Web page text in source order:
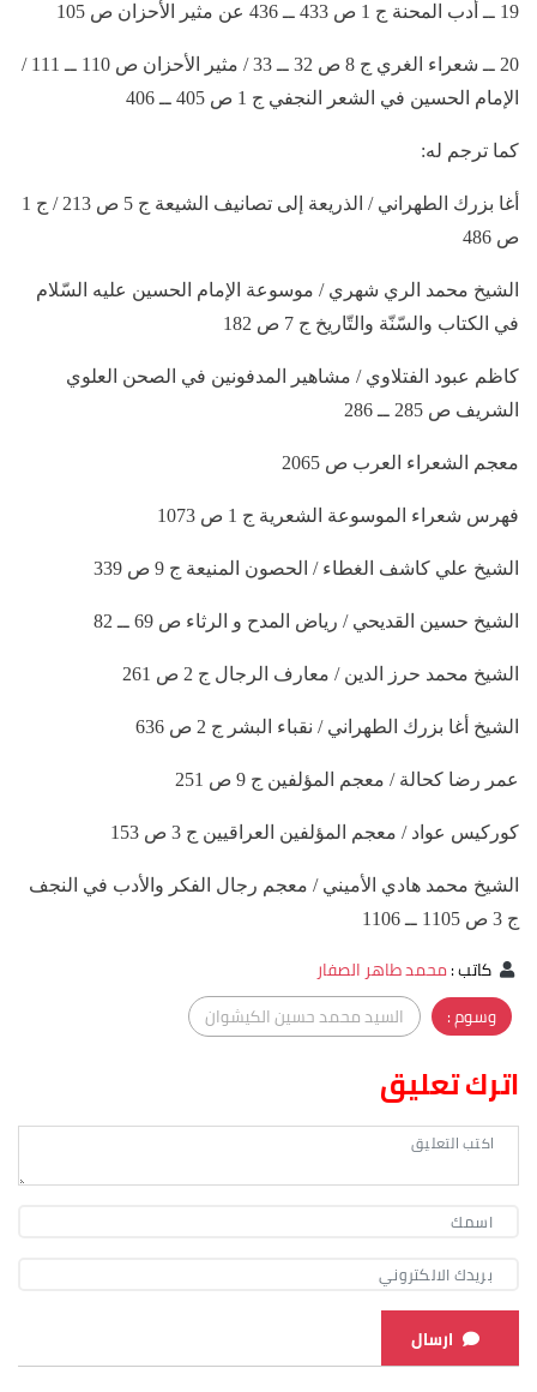
19 ــ أدب المحنة ج 1 ص 433 ــ 436 عن مثير الأحزان ص 105
20 ــ شعراء الغري ج 8 ص 32 ــ 33 / مثير الأحزان ص 110 ــ 111 /
الإمام الحسين في الشعر النجفي ج 1 ص 405 ــ 406
كما ترجم له:
أغا بزرك الطهراني / الذريعة إلى تصانيف الشيعة ج 5 ص 213 / ج 1
ص 486
الشيخ محمد الري شهري / موسوعة الإمام الحسين عليه السّلام
في الكتاب والسّنّة والتّاريخ ج 7 ص 182
كاظم عبود الفتلاوي / مشاهير المدفونين في الصحن العلوي
الشريف ص 285 ــ 286
معجم الشعراء العرب ص 2065
فهرس شعراء الموسوعة الشعرية ج 1 ص 1073
الشيخ علي كاشف الغطاء / الحصون المنيعة ج 9 ص 339
الشيخ حسين القديحي / رياض المدح و الرثاء ص 69 ــ 82
الشيخ محمد حرز الدين / معارف الرجال ج 2 ص 261
الشيخ أغا بزرك الطهراني / نقباء البشر ج 2 ص 636
عمر رضا كحالة / معجم المؤلفين ج 9 ص 251
كوركيس عواد / معجم المؤلفين العراقيين ج 3 ص 153
الشيخ محمد هادي الأميني / معجم رجال الفكر والأدب في النجف
ج 3 ص 1105 ــ 1106
كاتب:محمد طاهر الصفار
وسوم :
السيد محمد حسين الكيشوان
اترك تعليق
ارسال